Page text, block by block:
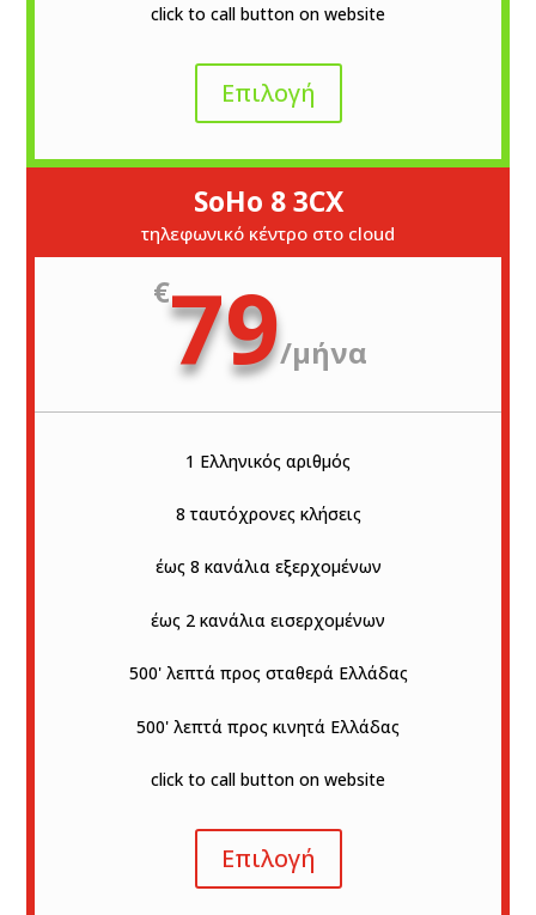
click to call button on website
Επιλογή
SoHo 8 3CX
τηλεφωνικό κέντρο στο cloud
€79/μήνα
1 Ελληνικός αριθμός
8 ταυτόχρονες κλήσεις
έως 8 κανάλια εξερχομένων
έως 2 κανάλια εισερχομένων
500' λεπτά προς σταθερά Ελλάδας
500' λεπτά προς κινητά Ελλάδας
click to call button on website
Επιλογή